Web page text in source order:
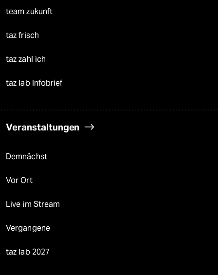
team zukunft
taz frisch
taz zahl ich
taz lab Infobrief
Veranstaltungen
Demnächst
Vor Ort
Live im Stream
Vergangene
taz lab 2027